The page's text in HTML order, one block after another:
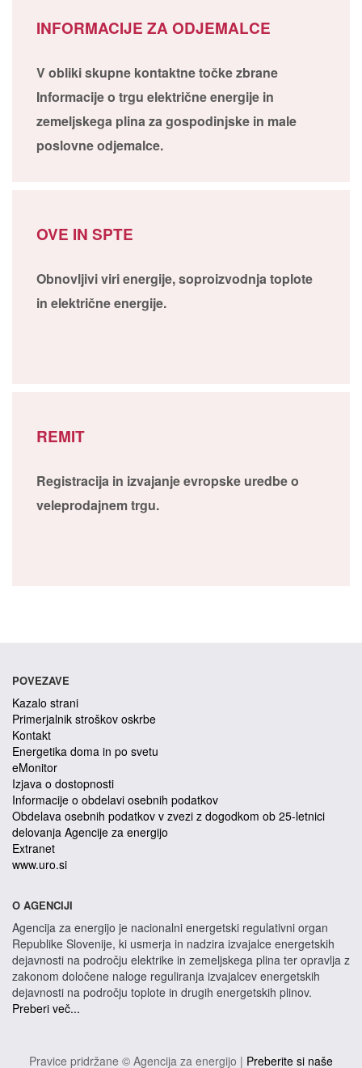
INFORMACIJE ZA ODJEMALCE
V obliki skupne kontaktne točke zbrane
Informacije o trgu električne energije in
zemeljskega plina za gospodinjske in male
poslovne odjemalce.
OVE IN SPTE
Obnovljivi viri energije, soproizvodnja toplote
in električne energije.
REMIT
Registracija in izvajanje evropske uredbe o
veleprodajnem trgu.
POVEZAVE
Kazalo strani
Primerjalnik stroškov oskrbe
Kontakt
Energetika doma in po svetu
eMonitor
Izjava o dostopnosti
Informacije o obdelavi osebnih podatkov
Obdelava osebnih podatkov v zvezi z dogodkom ob 25-letnici
delovanja Agencije za energijo
Extranet
www.uro.si
O AGENCIJI
Agencija za energijo je nacionalni energetski regulativni organ
Republike Slovenije, ki usmerja in nadzira izvajalce energetskih
dejavnosti na področju elektrike in zemeljskega plina ter opravlja z
zakonom določene naloge reguliranja izvajalcev energetskih
dejavnosti na področju toplote in drugih energetskih plinov.
Preberi več...
Pravice pridržane © Agencija za energijo | Preberite si naše